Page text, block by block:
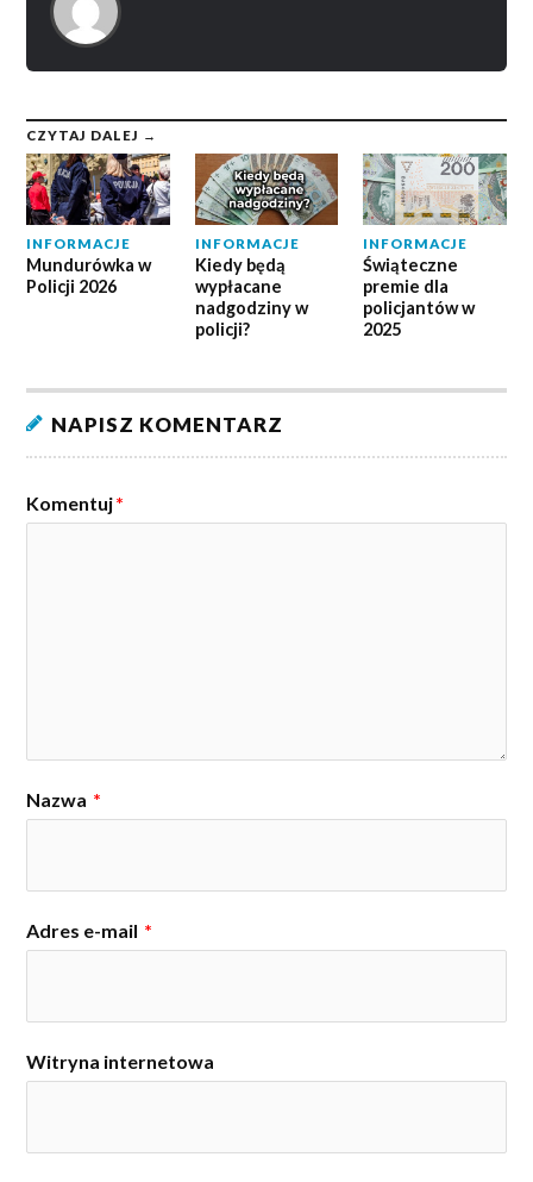
CZYTAJ DALEJ →
INFORMACJE
Mundurówka w
Policji 2026
INFORMACJE
Kiedy będą
wypłacane
nadgodziny w
policji?
INFORMACJE
Świąteczne
premie dla
policjantów w
2025
NAPISZ KOMENTARZ
Komentuj*
Nazwa *
Adres e-mail *
Witryna internetowa